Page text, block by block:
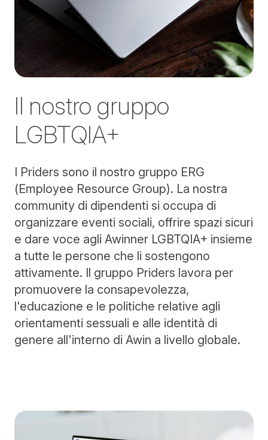
Il nostro gruppo
LGBTQIA+
I Priders sono il nostro gruppo ERG
(Employee Resource Group). La nostra
community di dipendenti si occupa di
organizzare eventi sociali, offrire spazi sicuri
e dare voce agli Awinner LGBTQIA+ insieme
a tutte le persone che li sostengono
attivamente. Il gruppo Priders lavora per
promuovere la consapevolezza,
l'educazione e le politiche relative agli
orientamenti sessuali e alle identità di
genere all'interno di Awin a livello globale.